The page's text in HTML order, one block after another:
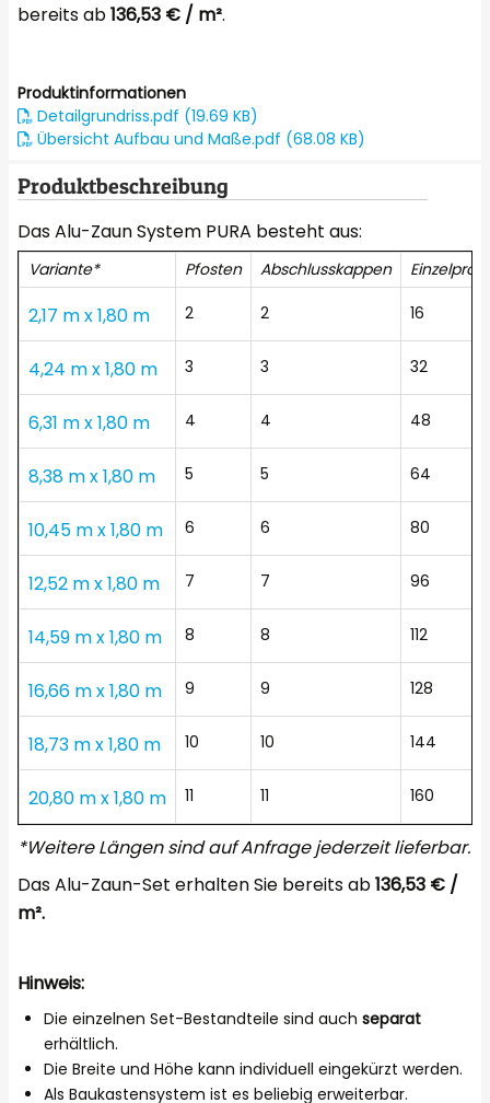
bereits ab136,53 € / m².
Produktinformationen
Detailgrundriss.pdf (19.69 KB)
Übersicht Aufbau und Maße.pdf (68.08 KB)
Produktbeschreibung
Das Alu-Zaun System PURA besteht aus:
Variante* Pfosten Abschlusskappen
2,17 m x 1,80 m 2 2 16
4,24 m x 1,80 m 3 3 32
6,31 m x 1,80 m 4 4 48
8,38 m x 1,80 m 5 5 64
10,45 m x 1,80 m 6 6 80
12,52 m x 1,80 m 7 7 96
14,59 m x 1,80 m 8 8 112
16,66 m x 1,80 m 9 9 128
18,73 m x 1,80 m 10 10 144
20,80 m x 1,80 m 11 11 160
*Weitere Längen sind auf Anfrage jederzeit lieferbar.
Das Alu-Zaun-Set erhalten Sie bereits ab136,53 € /
m².
Hinweis:
Die einzelnen Set-Bestandteile sind auch separat
erhältlich.
Die Breite und Höhe kann individuell eingekürzt werden.
Als Baukastensystem ist es beliebig erweiterbar.